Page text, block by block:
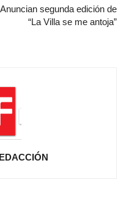
Anuncian segunda edición de
“La Villa se me antoja”